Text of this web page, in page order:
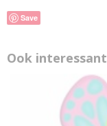
Save
Ook interessant